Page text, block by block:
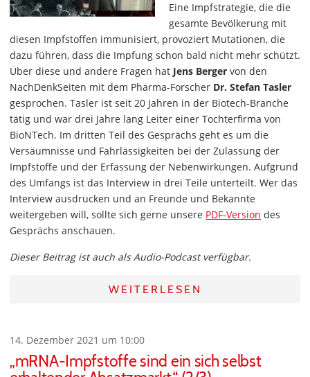
Eine Impfstrategie, die die
gesamte Bevölkerung mit
diesen Impfstoffen immunisiert, provoziert Mutationen, die
dazu führen, dass die Impfung schon bald nicht mehr schützt.
Über diese und andere Fragen hat Jens Berger von den
NachDenkSeiten mit dem Pharma-Forscher Dr. Stefan Tasler
gesprochen. Tasler ist seit 20 Jahren in der Biotech-Branche
tätig und war drei Jahre lang Leiter einer Tochterfirma von
BioNTech. Im dritten Teil des Gesprächs geht es um die
Versäumnisse und Fahrlässigkeiten bei der Zulassung der
Impfstoffe und der Erfassung der Nebenwirkungen. Aufgrund
des Umfangs ist das Interview in drei Teile unterteilt. Wer das
Interview ausdrucken und an Freunde und Bekannte
weitergeben will, sollte sich gerne unsere PDF-Version des
Gesprächs anschauen.
Dieser Beitrag ist auch als Audio-Podcast verfügbar.
WEITERLESEN
14. Dezember 2021 um 10:00
„mRNA-Impfstoffe sind ein sich selbst